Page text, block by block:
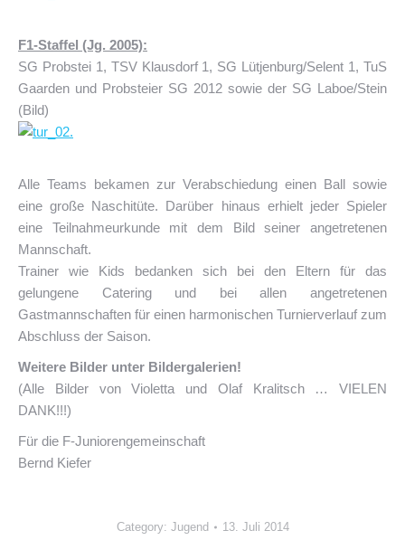
F1-Staffel (Jg. 2005):
SG Probstei 1, TSV Klausdorf 1, SG Lütjenburg/Selent 1, TuS
Gaarden und Probsteier SG 2012 sowie der SG Laboe/Stein
(Bild)
Alle Teams bekamen zur Verabschiedung einen Ball sowie
eine große Naschitüte. Darüber hinaus erhielt jeder Spieler
eine Teilnahmeurkunde mit dem Bild seiner angetretenen
Mannschaft.
Trainer wie Kids bedanken sich bei den Eltern für das
gelungene Catering und bei allen angetretenen
Gastmannschaften für einen harmonischen Turnierverlauf zum
Abschluss der Saison.
Weitere Bilder unter Bildergalerien!
(Alle Bilder von Violetta und Olaf Kralitsch … VIELEN
DANK!!!)
Für die F-Juniorengemeinschaft
Bernd Kiefer
Category: Jugend 13. Juli 2014